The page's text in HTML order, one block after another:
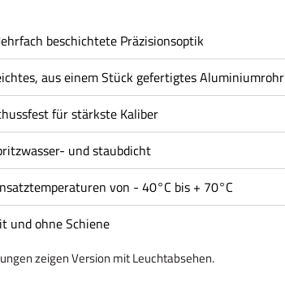
beschichtete Präzisionsoptik
aus einem Stück gefertigtes Aluminiumrohr
für stärkste Kaliber
und staubdicht
von - 40°C bis + 70°C
und ohne Schiene
zeigen Version mit Leuchtabsehen.